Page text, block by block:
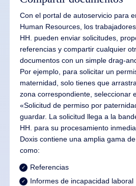
Con el portal de autoservicio para
Human Resources, los
HH. pueden enviar solicitudes,
referencias y compartir cualquier
documentos con un simple drag-
Por ejemplo, para solicitar un
maternidad, solo tienes que
zona correspondiente, seleccionar
«Solicitud de permiso por
guardar. La solicitud llega a la
HH. para su procesamiento
Doxis contiene una amplia gama
como:
Referencias
Informes de incapacidad laboral